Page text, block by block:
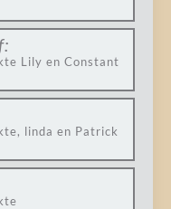
Lily en Constant
linda en Patrick